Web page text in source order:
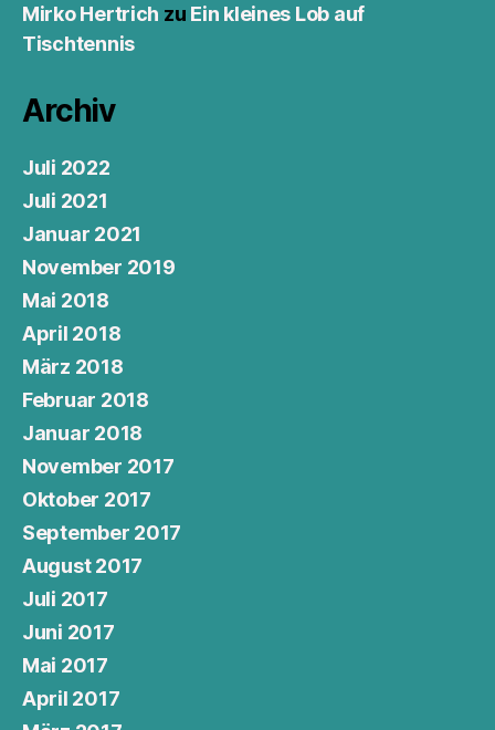
Mirko Hertrich zu Ein kleines Lob auf
Tischtennis
Archiv
Juli 2022
Juli 2021
Januar 2021
November 2019
Mai 2018
April 2018
März 2018
Februar 2018
Januar 2018
November 2017
Oktober 2017
September 2017
August 2017
Juli 2017
Juni 2017
Mai 2017
April 2017